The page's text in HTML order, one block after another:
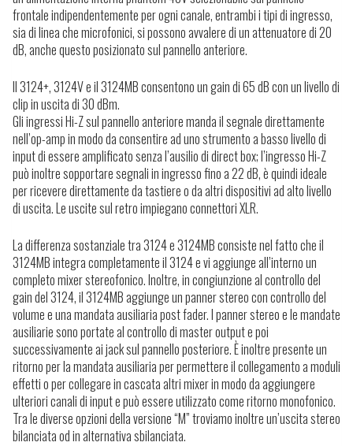
frontale indipendentemente per ogni canale, entrambi i tipi di ingresso,
sia di linea che microfonici, si possono avvalere di un attenuatore di 20
dB, anche questo posizionato sul pannello anteriore.
Il 3124+, 3124V e il 3124MB consentono un gain di 65 dB con un livello di
clip in uscita di 30 dBm.
Gli ingressi Hi-Z sul pannello anteriore manda il segnale direttamente
nell’op-amp in modo da consentire ad uno strumento a basso livello di
input di essere amplificato senza l’ausilio di direct box; l’ingresso Hi-Z
può inoltre sopportare segnali in ingresso fino a 22 dB, è quindi ideale
per ricevere direttamente da tastiere o da altri dispositivi ad alto livello
di uscita. Le uscite sul retro impiegano connettori XLR.
La differenza sostanziale tra 3124 e 3124MB consiste nel fatto che il
3124MB integra completamente il 3124 e vi aggiunge all’interno un
completo mixer stereofonico. Inoltre, in congiunzione al controllo del
gain del 3124, il 3124MB aggiunge un panner stereo con controllo del
volume e una mandata ausiliaria post fader. I panner stereo e le mandate
ausiliarie sono portate al controllo di master output e poi
successivamente ai jack sul pannello posteriore. È inoltre presente un
ritorno per la mandata ausiliaria per permettere il collegamento a moduli
effetti o per collegare in cascata altri mixer in modo da aggiungere
ulteriori canali di input e può essere utilizzato come ritorno monofonico.
Tra le diverse opzioni della versione “M” troviamo inoltre un’uscita stereo
bilanciata od in alternativa sbilanciata.